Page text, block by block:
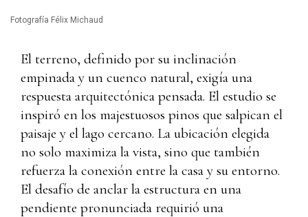
Fotografía Félix Michaud
El terreno, definido por su inclinación
empinada y un cuenco natural, exigía una
respuesta arquitectónica pensada. El estudio se
inspiró en los majestuosos pinos que salpican el
paisaje y el lago cercano. La ubicación elegida
no solo maximiza la vista, sino que también
refuerza la conexión entre la casa y su entorno.
El desafío de anclar la estructura en una
pendiente pronunciada requirió una